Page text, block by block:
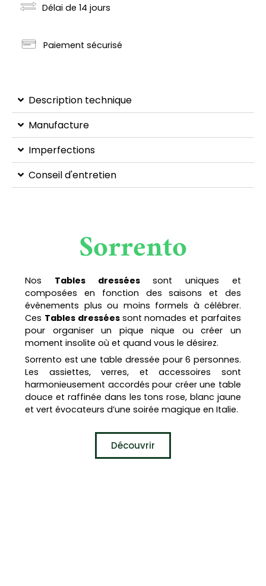
Délai de 14 jours
Paiement sécurisé
Description technique
Manufacture
Imperfections
Conseil d'entretien
Sorrento
Nos Tables dresséessont uniques et
composées en fonction des saisons et des
évènements plus ou moins formels à célébrer.
Ces Tables dressées sont nomades et parfaites
pour organiser un pique nique ou créer un
moment insolite où et quand vous le désirez.
Sorrento est une table dressée pour 6 personnes.
Les assiettes, verres, et accessoires sont
harmonieusement accordés pour créer une table
douce et raffinée dans les tons rose, blanc jaune
et vert évocateurs d’une soirée magique en Italie.
Découvrir